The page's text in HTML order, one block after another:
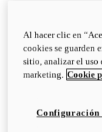
Al hacer clic en
cookies se guarden
sitio, analizar el uso
marketing. Cookie
Configuración